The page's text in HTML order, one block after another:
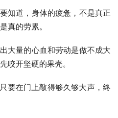
知道，身体的疲惫，不是真正
真的劳累。
大量的心血和劳动是做不成大
咬开坚硬的果壳。
要在门上敲得够久够大声，终